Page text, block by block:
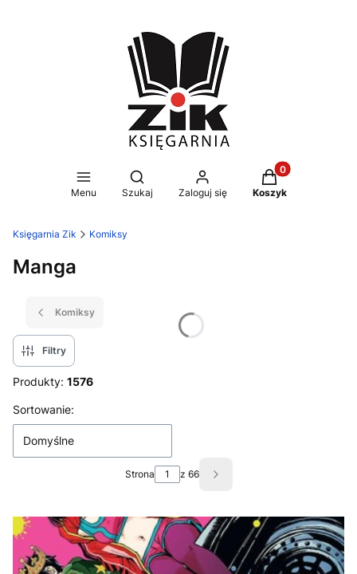
Menu
Otwórz wyszukiwarkę
Szukaj Zaloguj się
Produkty w
Koszyk
Księgarnia Zik Komiksy
Manga
Komiksy
Filtry
Produkty: 1576
Lista produktów
Sortowanie:
Domyślne
Strona z 66 Następne produkty